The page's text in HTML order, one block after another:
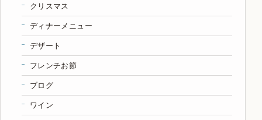
クリスマス
ディナーメニュー
デザート
フレンチお節
ブログ
ワイン